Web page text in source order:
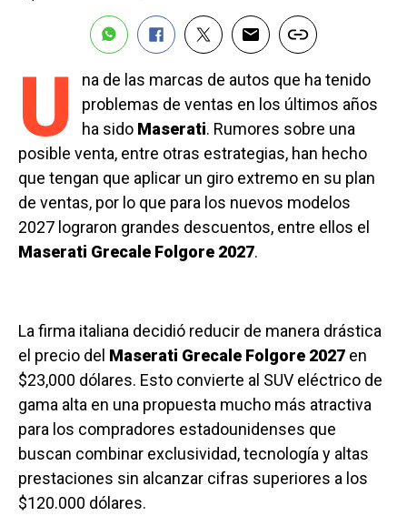
U
na de las marcas de autos que ha tenido
problemas de ventas en los últimos años
ha sido Maserati. Rumores sobre una
posible venta, entre otras estrategias, han hecho
que tengan que aplicar un giro extremo en su plan
de ventas, por lo que para los nuevos modelos
2027 lograron grandes descuentos, entre ellos el
Maserati Grecale Folgore 2027.
La firma italiana decidió reducir de manera drástica
el precio del Maserati Grecale Folgore 2027 en
$23,000 dólares. Esto convierte al SUV eléctrico de
gama alta en una propuesta mucho más atractiva
para los compradores estadounidenses que
buscan combinar exclusividad, tecnología y altas
prestaciones sin alcanzar cifras superiores a los
$120.000 dólares.